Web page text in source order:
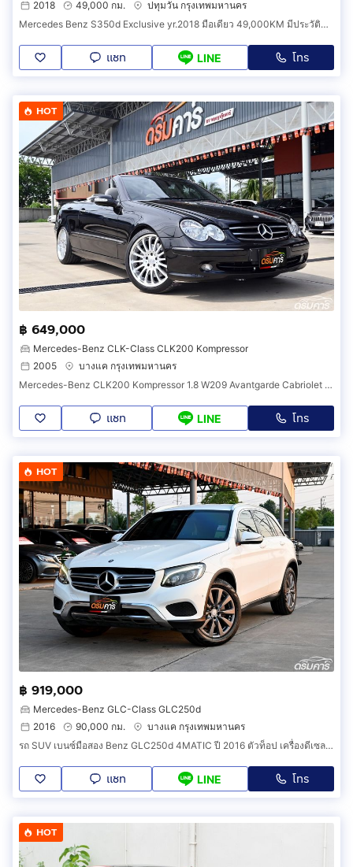
2018 49,000 กม.
ปทุมวัน กรุงเทพมหานคร
Mercedes Benz S350d Exclusive yr.2018 มือเดียว 49,000KM มีประวัติศูนย์ครบ เครื่องดีเซลล้วน ประหยัด+ดูแลง่าย
แชท LINE โทร
HOT
฿ 649,000
Mercedes-Benz CLK-Class CLK200 Kompressor
2005
บางแค กรุงเทพมหานคร
Mercedes-Benz CLK200 Kompressor 1.8 W209 Avantgarde Cabriolet ปี 2005 เปิดประทุนไฟฟ้า รถเจ้าของโชว์รูม รหัสสินค้า CEBC
แชท LINE โทร
HOT
฿ 919,000
Mercedes-Benz GLC-Class GLC250d
2016
90,000 กม.
บางแค กรุงเทพมหานคร
รถ SUV เบนซ์มือสอง Benz GLC250d 4MATIC ปี 2016 ตัวท็อป เครื่องดีเซล ไมล์แท้ 9X,XXX km. รับประกัน 2 ปี (รหัสสินค้า HHAA)
แชท LINE โทร
HOT